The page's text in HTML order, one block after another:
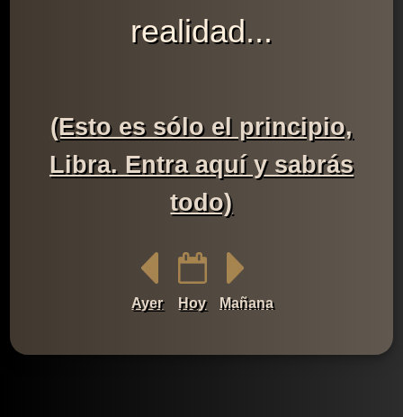
realidad...
(Esto es sólo el principio,
Libra. Entra aquí y sabrás
todo)
Ayer Hoy Mañana